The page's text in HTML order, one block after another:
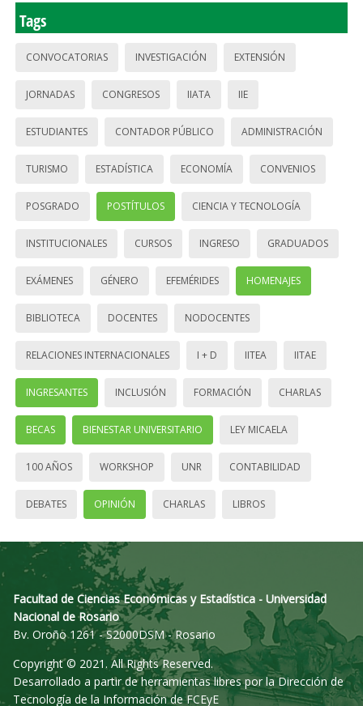
Tags
CONVOCATORIAS INVESTIGACIÓN EXTENSIÓN
JORNADAS CONGRESOS IIATA IIE
ESTUDIANTES CONTADOR PÚBLICO ADMINISTRACIÓN
TURISMO ESTADÍSTICA ECONOMÍA CONVENIOS
POSGRADO POSTÍTULOS CIENCIA Y TECNOLOGÍA
INSTITUCIONALES CURSOS INGRESO GRADUADOS
EXÁMENES GÉNERO EFEMÉRIDES HOMENAJES
BIBLIOTECA DOCENTES NODOCENTES
RELACIONES INTERNACIONALES I + D IITEA IITAE
INGRESANTES INCLUSIÓN FORMACIÓN CHARLAS
BECAS BIENESTAR UNIVERSITARIO LEY MICAELA
100 AÑOS WORKSHOP UNR CONTABILIDAD
DEBATES OPINIÓN CHARLAS LIBROS
Facultad de Ciencias Económicas y Estadística - Universidad
Nacional de Rosario
Bv. Oroño 1261 - S2000DSM - Rosario
Copyright © 2021. All Rights Reserved.
Desarrollado a partir de herramientas libres por la Dirección de
Tecnología de la Información de FCEyE